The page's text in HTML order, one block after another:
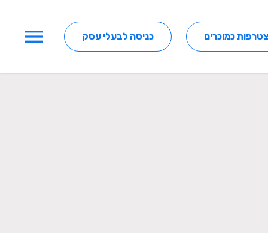
כמוכרים כניסה לבעלי עסק menu